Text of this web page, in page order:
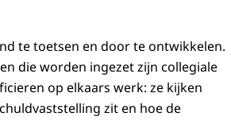
te toetsen en door te ontwikkelen.
die worden ingezet zijn collegiale
op elkaars werk: ze kijken
zit en hoe de